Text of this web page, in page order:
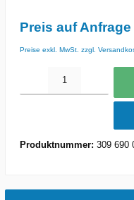
Preis auf Anfrage
Preise exkl. MwSt. zzgl.
Produktnummer: 309 690